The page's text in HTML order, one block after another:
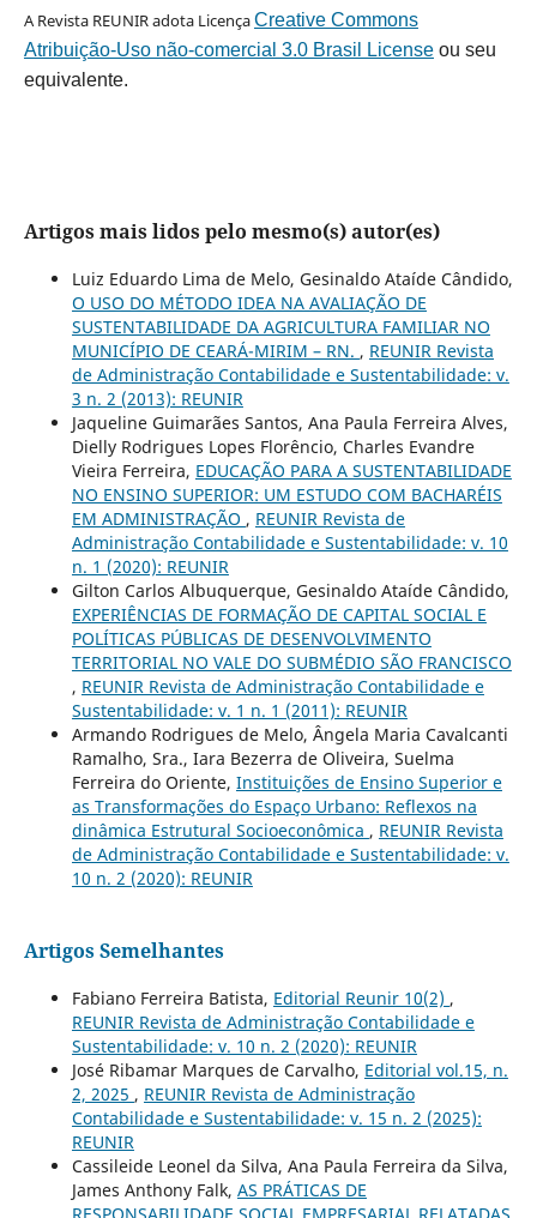
A Revista REUNIR adota LicençaCreative Commons
Atribuição-Uso não-comercial 3.0 Brasil Licenseou seu
equivalente.
Artigos mais lidos pelo mesmo(s) autor(es)
Luiz Eduardo Lima de Melo, Gesinaldo Ataíde Cândido,
O USO DO MÉTODO IDEA NA AVALIAÇÃO DE
SUSTENTABILIDADE DA AGRICULTURA FAMILIAR NO
MUNICÍPIO DE CEARÁ-MIRIM – RN. , REUNIR Revista
de Administração Contabilidade e Sustentabilidade: v.
3 n. 2 (2013): REUNIR
Jaqueline Guimarães Santos, Ana Paula Ferreira Alves,
Dielly Rodrigues Lopes Florêncio, Charles Evandre
Vieira Ferreira, EDUCAÇÃO PARA A SUSTENTABILIDADE
NO ENSINO SUPERIOR: UM ESTUDO COM BACHARÉIS
EM ADMINISTRAÇÃO , REUNIR Revista de
Administração Contabilidade e Sustentabilidade: v. 10
n. 1 (2020): REUNIR
Gilton Carlos Albuquerque, Gesinaldo Ataíde Cândido,
EXPERIÊNCIAS DE FORMAÇÃO DE CAPITAL SOCIAL E
POLÍTICAS PÚBLICAS DE DESENVOLVIMENTO
TERRITORIAL NO VALE DO SUBMÉDIO SÃO FRANCISCO
, REUNIR Revista de Administração Contabilidade e
Sustentabilidade: v. 1 n. 1 (2011): REUNIR
Armando Rodrigues de Melo, Ângela Maria Cavalcanti
Ramalho, Sra., Iara Bezerra de Oliveira, Suelma
Ferreira do Oriente, Instituições de Ensino Superior e
as Transformações do Espaço Urbano: Reflexos na
dinâmica Estrutural Socioeconômica , REUNIR Revista
de Administração Contabilidade e Sustentabilidade: v.
10 n. 2 (2020): REUNIR
Artigos Semelhantes
Fabiano Ferreira Batista, Editorial Reunir 10(2) ,
REUNIR Revista de Administração Contabilidade e
Sustentabilidade: v. 10 n. 2 (2020): REUNIR
José Ribamar Marques de Carvalho, Editorial vol.15, n.
2, 2025 , REUNIR Revista de Administração
Contabilidade e Sustentabilidade: v. 15 n. 2 (2025):
REUNIR
Cassileide Leonel da Silva, Ana Paula Ferreira da Silva,
James Anthony Falk, AS PRÁTICAS DE